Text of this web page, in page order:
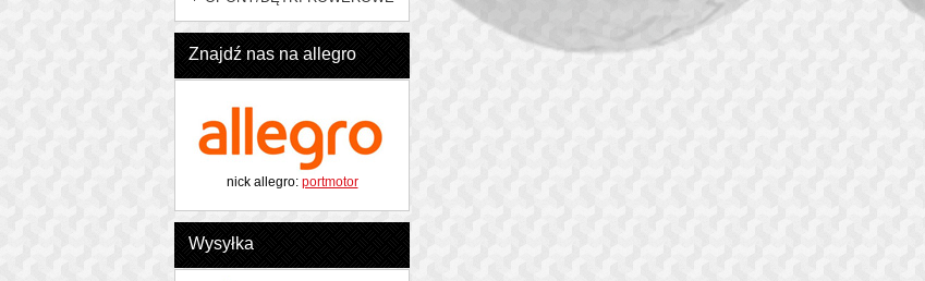
Znajdź nas na allegro
nick allegro: portmotor
Wysyłka